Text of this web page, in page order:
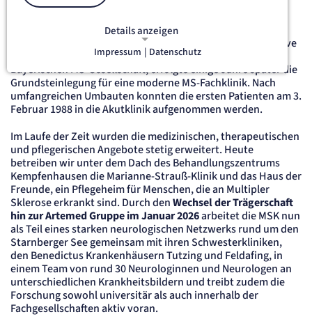
wurde die Anlage vom der Multiplen Sklerose
Gesellschaft – Landesverband Bayern entdeckt. Auf Initiative
von Marianne Strauß, der damaligen Schirmherrin der
Bayerischen MS-Gesellschaft, erfolgte einige Jahre später die
Grundsteinlegung für eine moderne MS-Fachklinik. Nach
umfangreichen Umbauten konnten die ersten Patienten am 3.
Februar 1988 in die Akutklinik aufgenommen werden.
Im Laufe der Zeit wurden die medizinischen, therapeutischen
und pflegerischen Angebote stetig erweitert. Heute
betreiben wir unter dem Dach des Behandlungszentrums
Kempfenhausen die Marianne-Strauß-Klinik und das Haus der
Freunde, ein Pflegeheim für Menschen, die an Multipler
Sklerose erkrankt sind. Durch denWechsel der Trägerschaft
hin zur Artemed Gruppe im Januar 2026arbeitet die MSK nun
als Teil eines starken neurologischen Netzwerks rund um den
Starnberger See gemeinsam mit ihren Schwesterkliniken,
den Benedictus Krankenhäusern Tutzing und Feldafing, in
einem Team von rund 30 Neurologinnen und Neurologen an
unterschiedlichen Krankheitsbildern und treibt zudem die
Forschung sowohl universitär als auch innerhalb der
Fachgesellschaften aktiv voran.
Details anzeigen
NOTWENDIGE COOKIES
Notwendige Cookies ermöglichen
grundlegende Funktionen und sind für
die einwandfreie Funktion der Website
etracker Sitzungs-Cookie
Name:
et_oi_v2
Anbieter:
etracker GmbH
Zweck:
Opt-In Cookie speichert die Entscheidung des Besuchers, wenn auf der Seite des
Kunden das Tracking Opt-In ausgespielt wird. Wird auch für ein eventuelles Opt-Out
verwendet.
Cookie Laufzeit:
"no" - 50 Jahre, "yes" - 480 Tage
Content-Management-System-
Impressum | Datenschutz